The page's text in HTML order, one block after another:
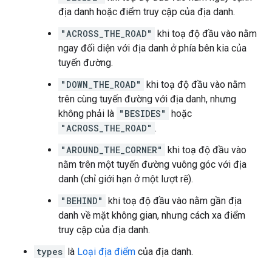
địa danh hoặc điểm truy cập của địa danh.
"ACROSS_THE_ROAD" khi toạ độ đầu vào nằm
ngay đối diện với địa danh ở phía bên kia của
tuyến đường.
"DOWN_THE_ROAD" khi toạ độ đầu vào nằm
trên cùng tuyến đường với địa danh, nhưng
không phải là "BESIDES" hoặc
"ACROSS_THE_ROAD" .
"AROUND_THE_CORNER" khi toạ độ đầu vào
nằm trên một tuyến đường vuông góc với địa
danh (chỉ giới hạn ở một lượt rẽ).
"BEHIND" khi toạ độ đầu vào nằm gần địa
danh về mặt không gian, nhưng cách xa điểm
truy cập của địa danh.
types là Loại địa điểm của địa danh.